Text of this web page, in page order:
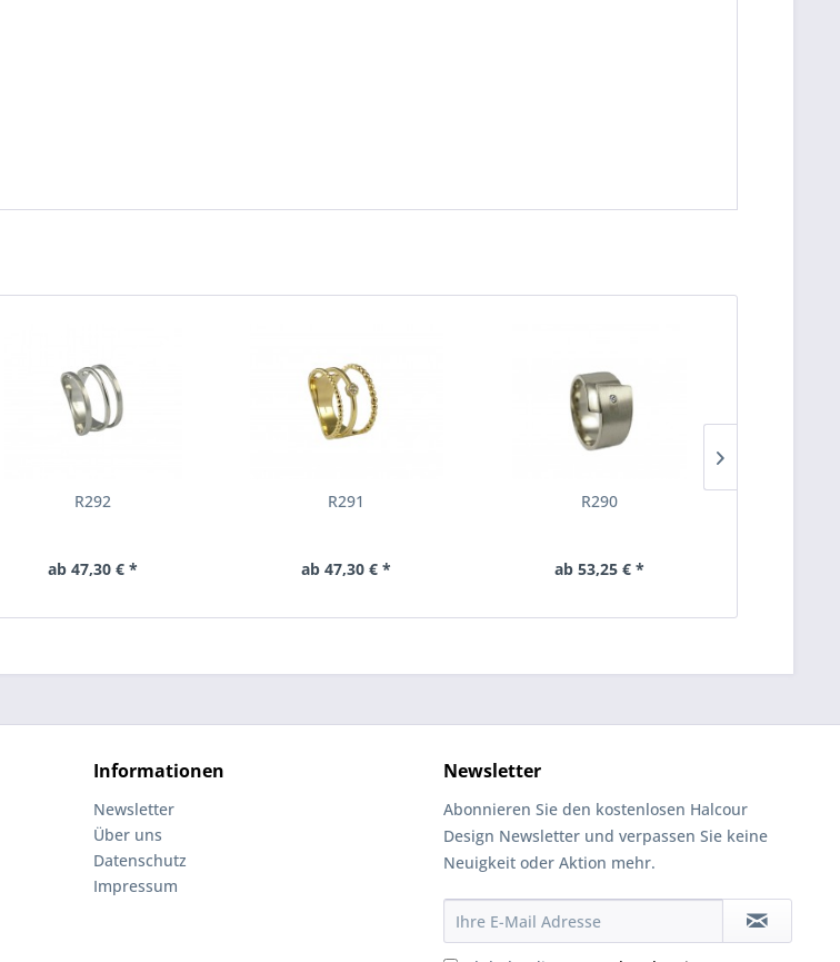
R292
ab 47,30 € *
R291
ab 47,30 € *
R290
ab 53,25 € *
Informationen
Newsletter
Über uns
Datenschutz
Impressum
Newsletter
Abonnieren Sie den kostenlosen Halcour
Design Newsletter und verpassen Sie keine
Neuigkeit oder Aktion mehr.